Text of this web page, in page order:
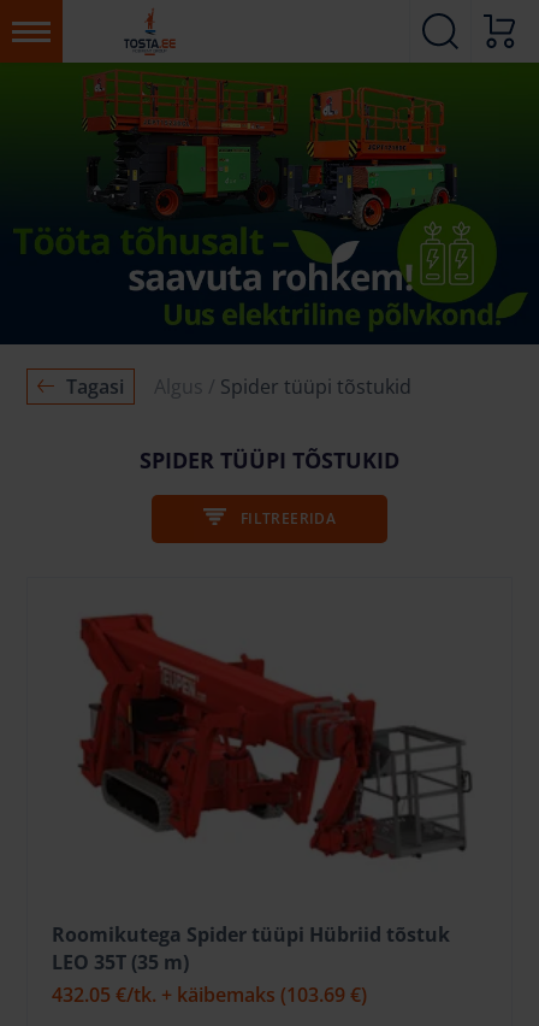
Tagasi Algus Spider tüüpi tõstukid
SPIDER TÜÜPI TÕSTUKID
FILTREERIDA
Roomikutega Spider tüüpi Hübriid tõstuk
LEO 35T (35 m)
432.05 €/tk. + käibemaks (103.69 €)